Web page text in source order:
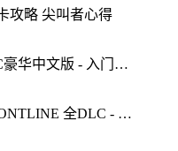
攻略 尖叫者心得
心动现场 恋爱实境秀 全DLC豪华中文版 - 入门指南 实机截图
异世界丧尸前线 ISEKAI FRONTLINE 全DLC - 异世界丧尸前线攻略 游戏介绍